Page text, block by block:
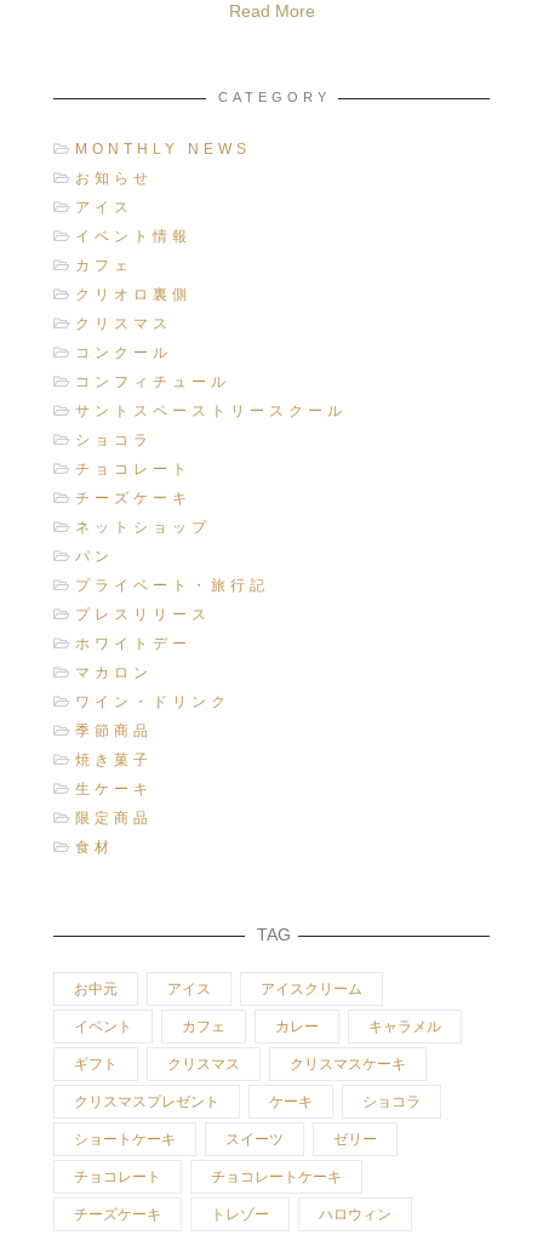
Read More
CATEGORY
MONTHLY NEWS
お知らせ
アイス
イベント情報
カフェ
クリオロ裏側
クリスマス
コンクール
コンフィチュール
サントスペーストリースクール
ショコラ
チョコレート
チーズケーキ
ネットショップ
パン
プライベート・旅行記
プレスリリース
ホワイトデー
マカロン
ワイン・ドリンク
季節商品
焼き菓子
生ケーキ
限定商品
食材
TAG
お中元 アイス アイスクリーム
イベント カフェ カレー キャラメル
ギフト クリスマス クリスマスケーキ
クリスマスプレゼント ケーキ ショコラ
ショートケーキ スイーツ ゼリー
チョコレート チョコレートケーキ
チーズケーキ トレゾー ハロウィン